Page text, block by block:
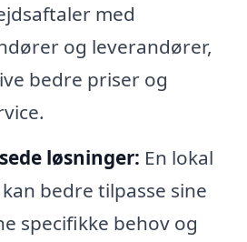
med
og leverandører,
bedre priser og
løsninger: En lokal
bedre tilpasse sine
specifikke behov og